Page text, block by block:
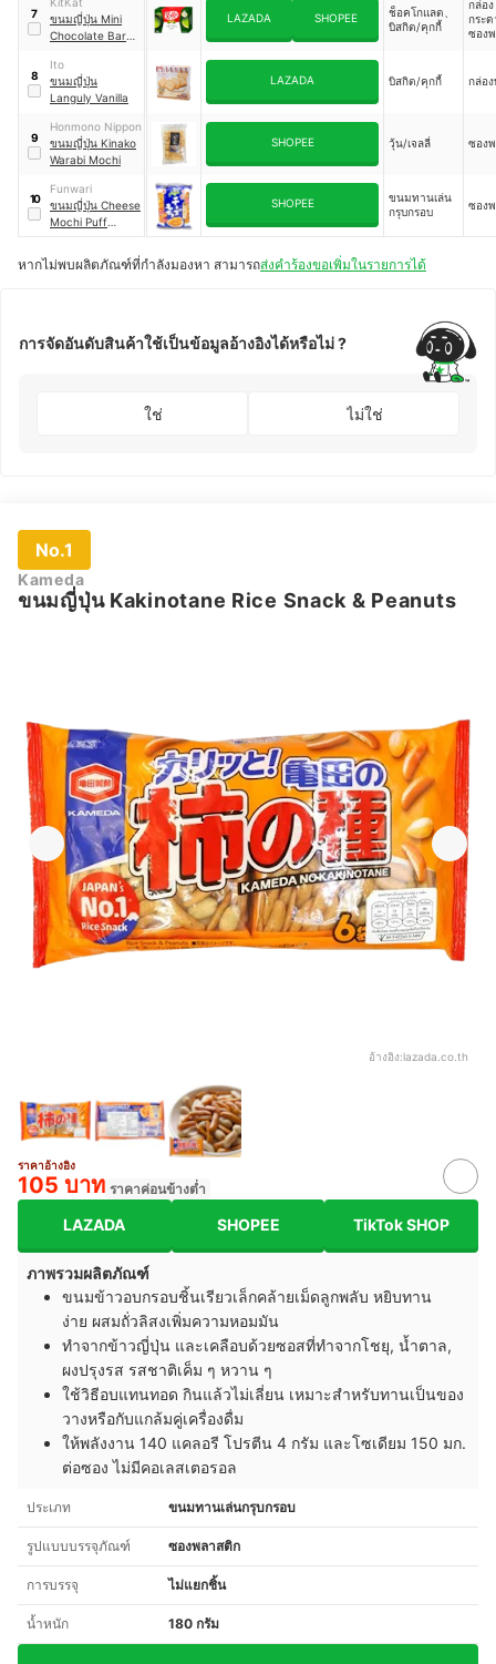
7
ขนมญี่ปุ่น Mini
Chocolate Bar
รสช็อกโกแลตผสม
ชาเขียวมัทฉะ
LAZADA SHOPEE
ช็อคโกแลต、
บิสกิต/คุกกี้
กล่อง
กระ
ซอง
8
Ito
ขนมญี่ปุ่น
Languly Vanilla
LAZADA บิสกิต/คุกกี้ กล่อ
9
Honmono Nippon
ขนมญี่ปุ่น Kinako
Warabi Mochi
SHOPEE วุ้น/เจลลี่ ซอง
10
Funwari
ขนมญี่ปุ่น Cheese
Mochi Puff
Snack
SHOPEE
ขนมทานเล่น
กรุบกรอบ
ซอง
หากไม่พบผลิตภัณฑ์ที่กำลังมองหา สามารถส่งคำร้องขอเพิ่มในรายการได้
การจัดอันดับสินค้าใช้เป็นข้อมูลอ้างอิงได้หรือไม่ ?
ใช่ ไม่ใช่
No.1
Kameda
ขนมญี่ปุ่น Kakinotane Rice Snack & Peanuts
อ้างอิง:lazada.co.th
ราคาอ้างอิง
105 บาท ราคาค่อนข้างต่ำ
LAZADA SHOPEE TikTok SHOP
ภาพรวมผลิตภัณฑ์
ขนมข้าวอบกรอบชิ้นเรียวเล็กคล้ายเม็ดลูกพลับ หยิบทาน
ง่าย ผสมถั่วลิสงเพิ่มความหอมมัน
ทำจากข้าวญี่ปุ่น และเคลือบด้วยซอสที่ทำจากโชยุ, น้ำตาล,
ผงปรุงรส รสชาติเค็ม ๆ หวาน ๆ
ใช้วิธีอบแทนทอด กินแล้วไม่เลี่ยน เหมาะสำหรับทานเป็นของ
วางหรือกับแกล้มคู่เครื่องดื่ม
ให้พลังงาน 140 แคลอรี โปรตีน 4 กรัม และโซเดียม 150 มก.
ต่อซอง ไม่มีคอเลสเตอรอล
ประเภท ขนมทานเล่นกรุบกรอบ
รูปแบบบรรจุภัณฑ์ ซองพลาสติก
การบรรจุ ไม่แยกชิ้น
น้ำหนัก 180 กรัม